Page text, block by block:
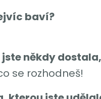
baví?
někdy
se rozhodneš!